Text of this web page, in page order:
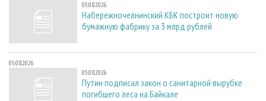
05.08.2026
Набережночелнинский КБК построит новую
бумажную фабрику за 3 млрд рублей
05.08.2026
05.08.2026
Путин подписал закон о санитарной вырубке
погибшего леса на Байкале